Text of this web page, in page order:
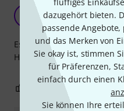
dazugehört bieten.
passende
und das Merken von
Sie okay ist, stimmen
für Präferenzen,
einfach durch einen
Sie können Ihre
Die Entdeckung:
Art
Es funktioniert so wohl
Headsets mit diesem
2